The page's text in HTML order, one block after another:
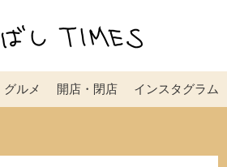
グルメ 開店・閉店 インスタグラム